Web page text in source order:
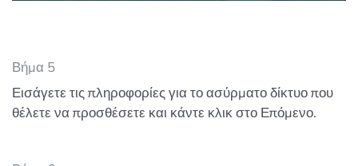
Βήμα 5
Εισάγετε τις πληροφορίες για το ασύρματο δίκτυο που
θέλετε να προσθέσετε και κάντε κλικ στο Επόμενο.